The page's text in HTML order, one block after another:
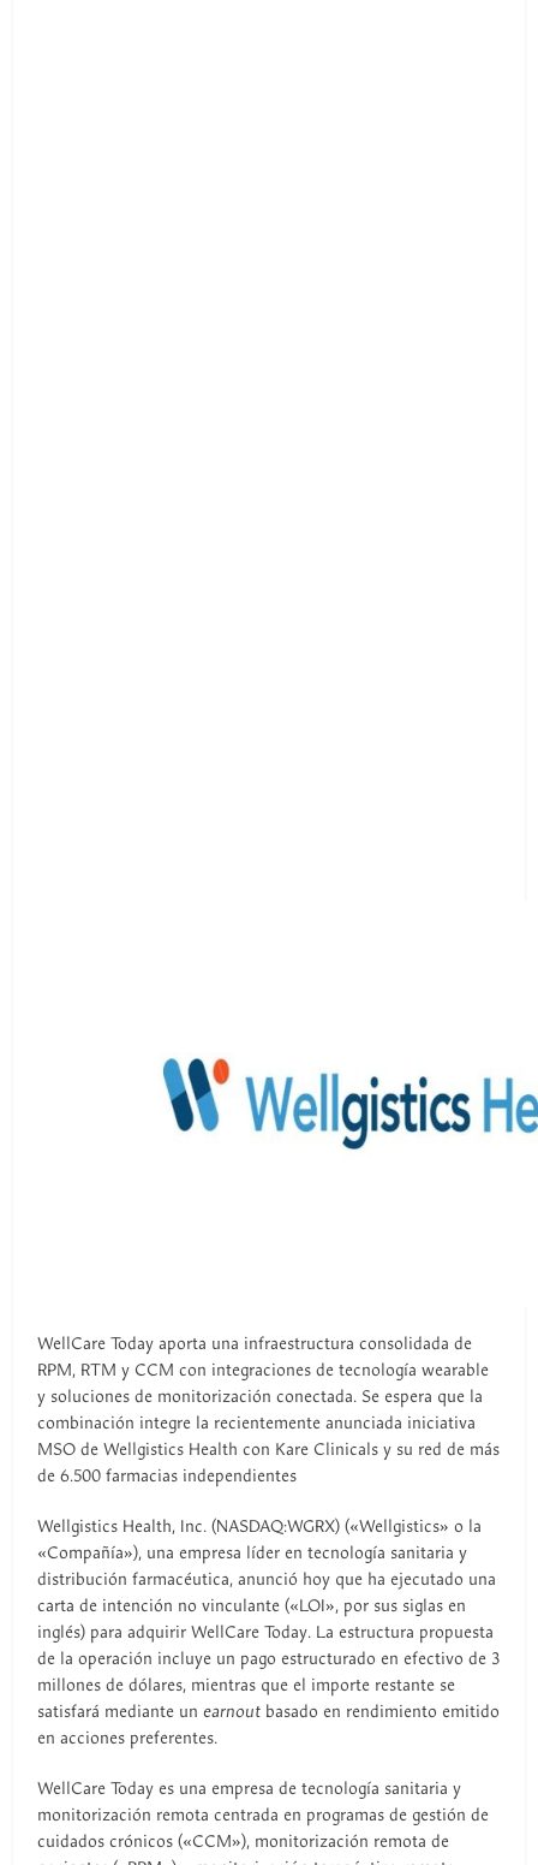
WellCare Today aporta una infraestructura consolidada de
RPM, RTM y CCM con integraciones de tecnología wearable
y soluciones de monitorización conectada. Se espera que la
combinación integre la recientemente anunciada iniciativa
MSO de Wellgistics Health con Kare Clinicals y su red de más
de 6.500 farmacias independientes
Wellgistics Health, Inc. (NASDAQ:WGRX) («Wellgistics» o la
«Compañía»), una empresa líder en tecnología sanitaria y
distribución farmacéutica, anunció hoy que ha ejecutado una
carta de intención no vinculante («LOI», por sus siglas en
inglés) para adquirir WellCare Today. La estructura propuesta
de la operación incluye un pago estructurado en efectivo de 3
millones de dólares, mientras que el importe restante se
satisfará mediante unearnout basado en rendimiento emitido
en acciones preferentes.
WellCare Today es una empresa de tecnología sanitaria y
monitorización remota centrada en programas de gestión de
cuidados crónicos («CCM»), monitorización remota de